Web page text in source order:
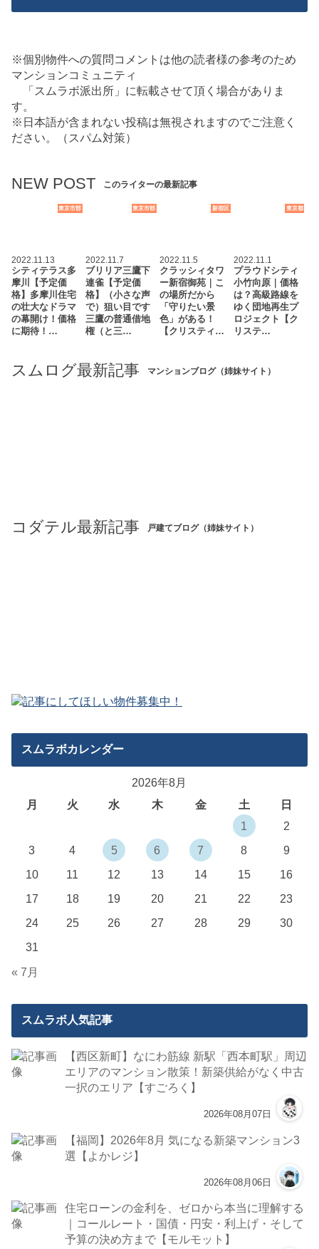
※個別物件への質問コメントは他の読者様の参考のため
マンションコミュニティ
「スムラボ派出所」に転載させて頂く場合がありま
す。
※日本語が含まれない投稿は無視されますのでご注意く
ださい。（スパム対策）
NEW POST このライターの最新記事
東京市部
2022.11.13
シティテラス多
摩川【予定価
格】多摩川住宅
の壮大なドラマ
の幕開け！価格
に期待！…
東京市部
2022.11.7
ブリリア三鷹下
連雀【予定価
格】（小さな声
で）狙い目です
三鷹の普通借地
権（と三…
新宿区
2022.11.5
クラッシィタワ
ー新宿御苑｜こ
の場所だから
「守りたい景
色」がある！
【クリスティ…
東京都
2022.11.1
プラウドシティ
小竹向原｜価格
は？高級路線を
ゆく団地再生プ
ロジェクト【ク
リステ…
スムログ最新記事 マンションブログ（姉妹サイト）
コダテル最新記事 戸建てブログ（姉妹サイト）
スムラボカレンダー
2026年8月
月
火 水 木 金 土
日
1
2
3
4 5 6 7 8
9
10
11 12 13 14 15
16
17
18 19 20 21 22
23
24
25 26 27 28 29
30
31
« 7月
スムラボ人気記事
【西区新町】なにわ筋線 新駅「西本町駅」周辺
エリアのマンション散策！新築供給がなく中古
一択のエリア【すごろく】
2026年08月07日
【福岡】2026年8月 気になる新築マンション3
選【よかレジ】
2026年08月06日
住宅ローンの金利を、ゼロから本当に理解する
｜コールレート・国債・円安・利上げ・そして
予算の決め方まで【モルモット】